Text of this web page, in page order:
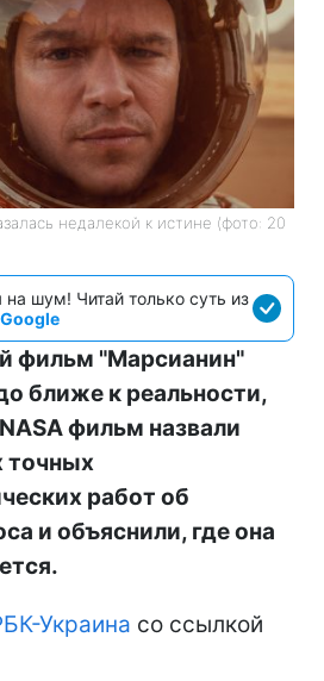
недалекой к истине (фото: 20
шум! Читай только суть из
фильм "Марсианин"
ближе к реальности,
фильм назвали
точных
работ об
и объяснили, где она
Украина со ссылкой